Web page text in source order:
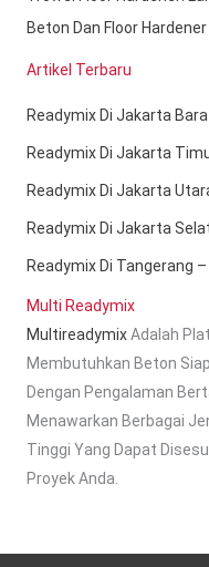
Beton Dan Floor Hardener
Artikel Terbaru
Readymix Di Jakarta
Readymix Di Jakarta
Readymix Di Jakarta
Readymix Di Jakarta
Readymix Di Tangerang
Multi Readymix
MultireadymixAdalah
Membutuhkan Beton
Dengan Pengalaman
Menawarkan Berbagai
Tinggi Yang Dapat
Proyek Anda.